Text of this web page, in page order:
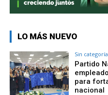
LO MÁS NUEVO
Sin categoría
Partido
para
nacional